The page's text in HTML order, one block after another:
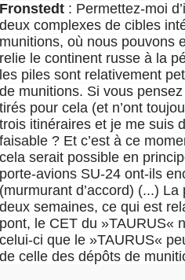
Fronstedt : Permettez-moi
deux complexes de cibles
munitions, où nous pouvons
relie le continent russe à la
les piles sont relativement
de munitions. Si vous
tirés pour cela (et n’ont
trois itinéraires et je me suis
faisable ? Et c’est à ce
cela serait possible en
porte-avions SU-24 ont-ils
(murmurant d’accord) (...)
deux semaines, ce qui est
pont, le CET du »TAURUS«
celui-ci que le »TAURUS«
de celle des dépôts de